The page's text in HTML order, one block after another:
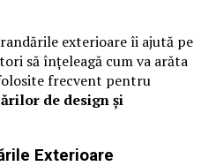
exterioare îi ajută pe
să înțeleagă cum va arăta
frecvent pentru
de design și
Exterioare